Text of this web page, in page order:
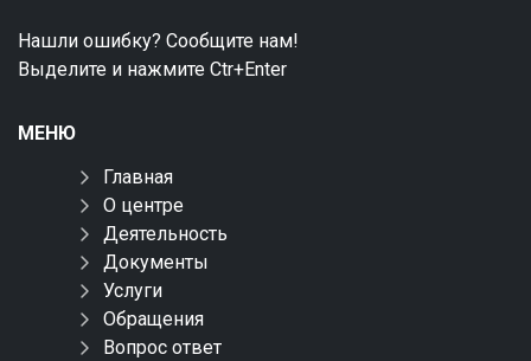
Нашли ошибку? Сообщите нам!
Выделите и нажмите Ctr+Enter
МЕНЮ
Главная
О центре
Деятельность
Документы
Услуги
Обращения
Вопрос ответ